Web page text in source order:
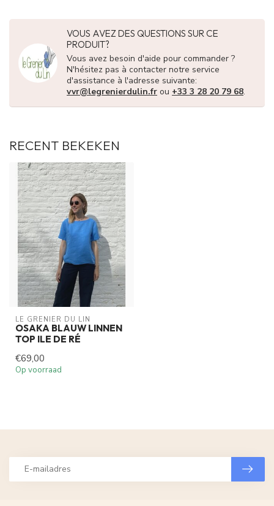
VOUS AVEZ DES QUESTIONS SUR CE
PRODUIT?
Vous avez besoin d'aide pour commander ?
N'hésitez pas à contacter notre service
d'assistance à l'adresse suivante:
vvr@legrenierdulin.fr ou +33 3 28 20 79 68.
RECENT BEKEKEN
LE GRENIER DU LIN
OSAKA BLAUW LINNEN
TOP ILE DE RÉ
€69,00
Op voorraad